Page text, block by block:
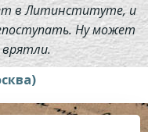
в Литинституте, и
Ну может